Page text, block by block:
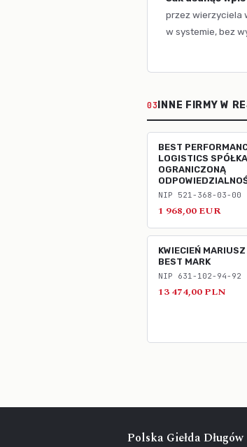
przez wierzyciela
w systemie, bez
03 INNE FIRMY W
BEST
LOGISTICS
OGRANICZONĄ
NIP 521-368-03-00
1 968,00 EUR
KWIECIEŃ
BEST MARK
NIP 631-102-94-92
13 474,00 PLN
Polska Giełda Długów